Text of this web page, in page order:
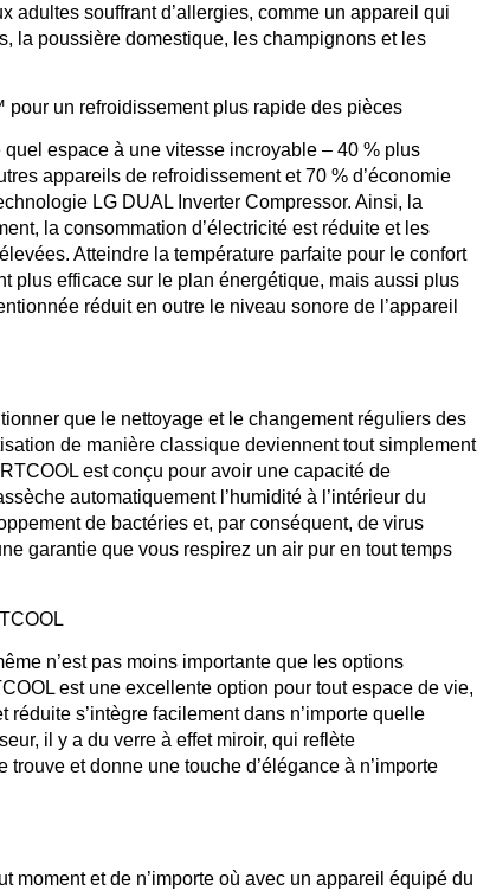
adultes souffrant d’allergies, comme un appareil qui
la poussière domestique, les champignons et les
un refroidissement plus rapide des pièces
quel espace à une vitesse incroyable – 40 % plus
appareils de refroidissement et 70 % d’économie
LG DUAL Inverter Compressor. Ainsi, la
la consommation d’électricité est réduite et les
Atteindre la température parfaite pour le confort
plus efficace sur le plan énergétique, mais aussi plus
réduit en outre le niveau sonore de l’appareil
que le nettoyage et le changement réguliers des
de manière classique deviennent tout simplement
est conçu pour avoir une capacité de
automatiquement l’humidité à l’intérieur du
de bactéries et, par conséquent, de virus
garantie que vous respirez un air pur en tout temps
n’est pas moins importante que les options
est une excellente option pour tout espace de vie,
s’intègre facilement dans n’importe quelle
il y a du verre à effet miroir, qui reflète
trouve et donne une touche d’élégance à n’importe
moment et de n’importe où avec un appareil équipé du